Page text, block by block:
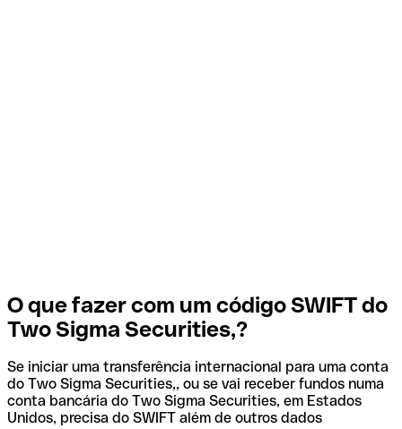
O que fazer com um código SWIFT do
Two Sigma Securities,?
Se iniciar uma transferência internacional para uma conta
do Two Sigma Securities,, ou se vai receber fundos numa
conta bancária do Two Sigma Securities, em Estados
Unidos, precisa do SWIFT além de outros dados